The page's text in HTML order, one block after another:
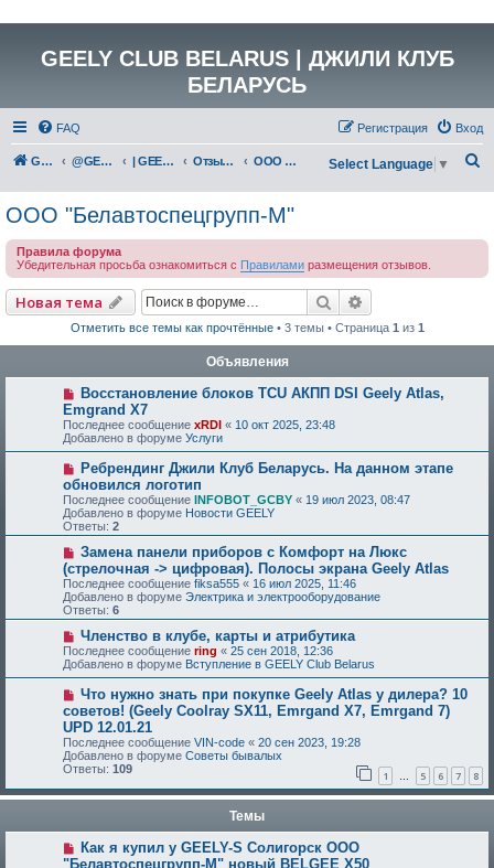
GEELY CLUB BELARUS | ДЖИЛИ КЛУБ
БЕЛАРУСЬ
FAQ Вход
Регистрация
GEELY Club Belarus @GEELYCLUBBY | GEELY CLUB BELARUS Отзывы о работе дилерских центров Республики Беларусь ООО "Белавтоспецгрупп-М"
с
Select Language ▼
ООО "Белавтоспецгрупп-М"
Правила форума
Убедительная просьба ознакомиться с Правилами размещения отзывов.
Новая тема Поиск
Отметить все темы как прочтённые• 3 темы • Страница 1 из 1
Объявления
Восстановление блоков TCU АКПП DSI Geely Atlas,
Emgrand X7
Последнее сообщение xRDI « 10 окт 2025, 23:48
Добавлено в форуме Услуги
Ребрендинг Джили Клуб Беларусь. На данном этапе
обновился логотип
Последнее сообщение INFOBOT_GCBY « 19 июл 2023, 08:47
Добавлено в форуме Новости GEELY
Ответы: 2
Замена панели приборов с Комфорт на Люкс
(стрелочная -> цифровая). Полосы экрана Geely Atlas
Последнее сообщение fiksa555 « 16 июл 2025, 11:46
Добавлено в форуме Электрика и электрооборудование
Ответы: 6
Членство в клубе, карты и атрибутика
Последнее сообщение ring « 25 сен 2018, 12:36
Добавлено в форуме Вступление в GEELY Club Belarus
Что нужно знать при покупке Geely Atlas у дилера? 10
советов! (Geely Coolray SX11, Emrgand X7, Emrgand 7)
UPD 12.01.21
Последнее сообщение VIN-code « 20 сен 2023, 19:28
Добавлено в форуме Советы бывалых
Ответы: 109 1 … 5 6 7 8
Темы
Как я купил у GEELY-S Солигорск ООО
"Белавтоспецгрупп-М" новый BELGEE Х50